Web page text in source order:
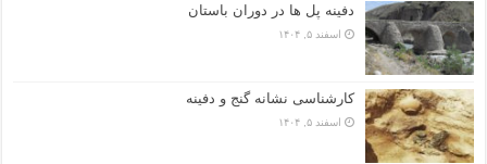
دفینه پل ها در دوران باستان
اسفند ۵, ۱۴۰۴
کارشناسی نشانه گنج و دفینه
اسفند ۵, ۱۴۰۴